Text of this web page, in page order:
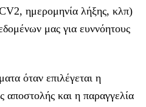
ημερομηνία λήξης, κλπ)
μας για ευννόητους
όταν επιλέγεται η
και η παραγγελία